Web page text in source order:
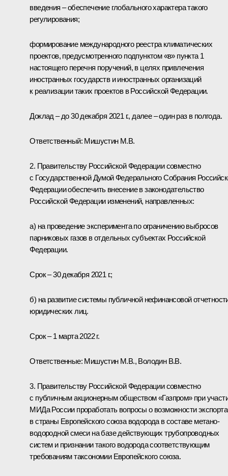
введения – обеспечение глобального характера такого
регулирования;
формирование международного реестра климатических
проектов, предусмотренного подпунктом «в» пункта 1
настоящего перечня поручений, в целях привлечения
иностранных государств и иностранных организаций
к реализации таких проектов в Российской Федерации.
Доклад – до 30 декабря 2021 г., далее – один раз в полгода.
Ответственный: Мишустин М.В.
2. Правительству Российской Федерации совместно
с Государственной Думой Федерального Собрания
Федерации обеспечить внесение в законодательство
Российской Федерации изменений, направленных:
а) на проведение эксперимента по ограничению выбросов
парниковых газов в отдельных субъектах Российской
Федерации.
Срок – 30 декабря 2021 г.;
б) на развитие системы публичной нефинансовой
юридических лиц.
Срок – 1 марта 2022 г.
Ответственные: Мишустин М.В., Володин В.В.
3. Правительству Российской Федерации совместно
с публичным акционерным обществом «Газпром» при
МИДа России проработать вопросы о возможности экспорта
в страны Европейского союза водорода в составе метано-
водородной смеси на базе действующих трубопроводных
систем и признании такого водорода соответствующим
требованиям таксономии Европейского союза.